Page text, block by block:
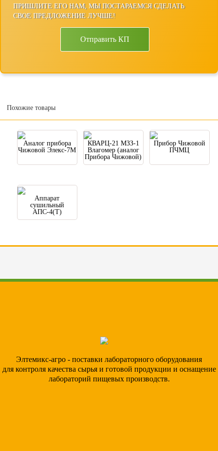
ПРИШЛИТЕ ЕГО НАМ, МЫ ПОСТАРАЕМСЯ СДЕЛАТЬ
СВОЕ ПРЕДЛОЖЕНИЕ ЛУЧШЕ!
Отправить КП
Похожие товары
Аналог прибора
Чижовой Элекс-7М
КВАРЦ-21 МЗЗ-1
Влагомер (аналог
Прибора Чижовой)
Прибор Чижовой
ПЧМЦ
Аппарат
сушильный
АПС-4(Т)
Элтемикс-агро - поставки лабораторного оборудования
для контроля качества сырья и готовой продукции и оснащение
лабораторий пищевых производств.